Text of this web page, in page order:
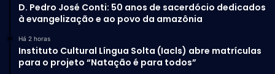
D. Pedro José Conti: 50 anos de sacerdócio dedicados
à evangelização e ao povo da amazônia
Há 2 horas
Instituto Cultural Língua Solta (Iacls) abre matrículas
para o projeto “Natação é para todos”